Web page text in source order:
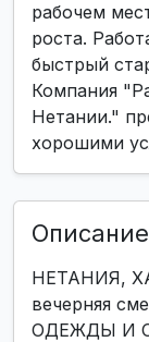
рабочем
роста.
быстрый
Компания
Нетании."
хорошими
НЕТАНИЯ,
вечерняя
ОДЕЖДЫ И